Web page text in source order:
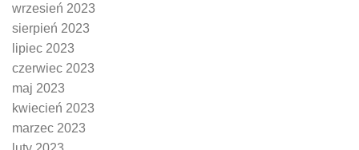
wrzesień 2023
sierpień 2023
lipiec 2023
czerwiec 2023
maj 2023
kwiecień 2023
marzec 2023